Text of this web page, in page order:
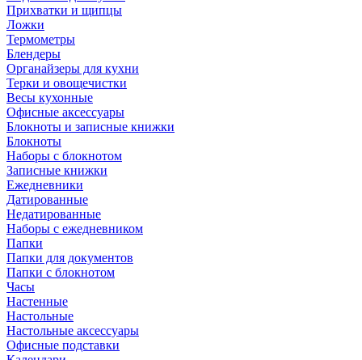
Прихватки и щипцы
Ложки
Термометры
Блендеры
Органайзеры для кухни
Терки и овощечистки
Весы кухонные
Офисные аксессуары
Блокноты и записные книжки
Блокноты
Наборы с блокнотом
Записные книжки
Ежедневники
Датированные
Недатированные
Наборы с ежедневником
Папки
Папки для документов
Папки с блокнотом
Часы
Настенные
Настольные
Настольные аксессуары
Офисные подставки